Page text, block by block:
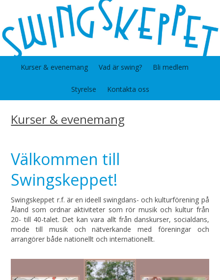
Kurser & evenemang Vad är swing? Bli medlem
Styrelse Kontakta oss
Kurser & evenemang
Välkommen till
Swingskeppet!
Swingskeppet r.f. är en ideell swingdans- och kulturförening på
Åland som ordnar aktiviteter som rör musik och kultur från
20- till 40-talet. Det kan vara allt från danskurser, socialdans,
mode till musik och nätverkande med föreningar och
arrangörer både nationellt och internationellt.